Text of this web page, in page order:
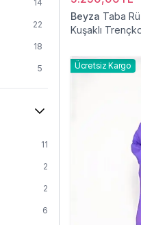
14
22
18
5
16
15
11
2
2
6
Beyza Taba
Kuşaklı
Ücretsiz Kargo